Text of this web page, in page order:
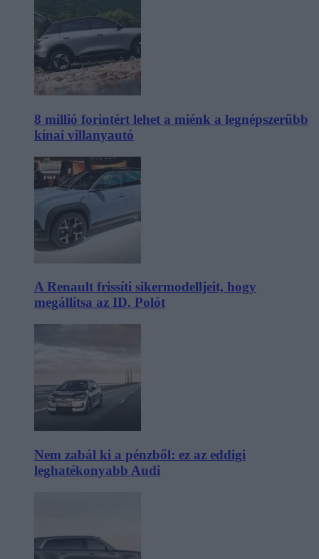
8 millió forintért lehet a miénk a legnépszerűbb
kínai villanyautó
A Renault frissíti sikermodelljeit, hogy
megállítsa az ID. Polót
Nem zabál ki a pénzből: ez az eddigi
leghatékonyabb Audi